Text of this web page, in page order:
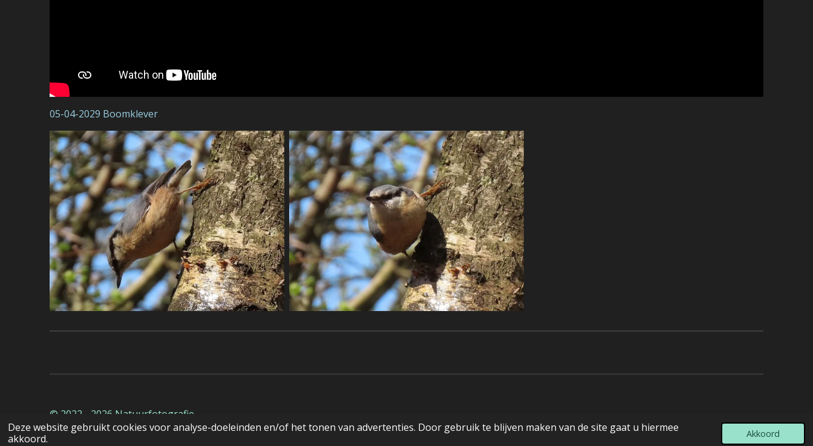
Deze website gebruikt cookies voor analyse-doeleinden en/of het tonen van advertenties. Door gebruik te blijven maken van de site gaat u hiermee
akkoord.
Akkoord
05-04-2029 Boomklever
© 2022 - 2026 Natuurfotografie